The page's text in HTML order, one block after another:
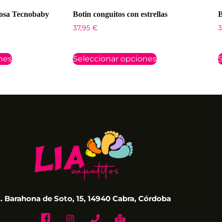
Tecnobaby Botin conguitos con estrellas
37,95 €
Seleccionar opciones
Barahona de Soto, 15, 14940 Cabra, Córdoba